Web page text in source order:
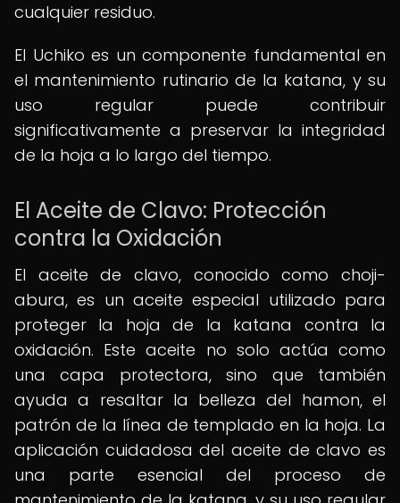
cualquier residuo.
El Uchiko es un componente fundamental en
el mantenimiento rutinario de la katana, y su
uso regular puede contribuir
significativamente a preservar la integridad
de la hoja a lo largo del tiempo.
El Aceite de Clavo: Protección
contra la Oxidación
El aceite de clavo, conocido como choji-
abura, es un aceite especial utilizado para
proteger la hoja de la katana contra la
oxidación. Este aceite no solo actúa como
una capa protectora, sino que también
ayuda a resaltar la belleza del hamon, el
patrón de la línea de templado en la hoja. La
aplicación cuidadosa del aceite de clavo es
una parte esencial del proceso de